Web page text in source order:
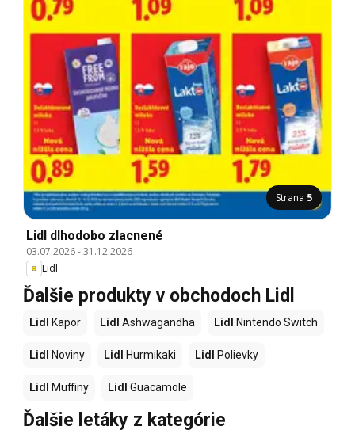
Strana 5
Lidl dlhodobo zlacnené
03.07.2026-31.12.2026
Lidl
Ďalšie produkty v obchodoch Lidl
Lidl Kapor Lidl Ashwagandha Lidl Nintendo Switch
Lidl Noviny Lidl Hurmikaki Lidl Polievky
Lidl Muffiny Lidl Guacamole
Ďalšie letáky z kategórie